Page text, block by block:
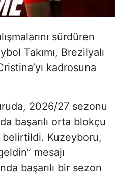
sürdüren
Takımı, Brezilyalı
kadrosuna
2026/27 sezonu
başarılı orta blokçu
belirtildi. Kuzeyboru,
mesajı
başarılı bir sezon